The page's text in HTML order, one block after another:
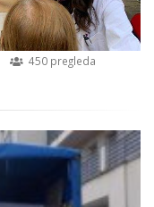
450 pregleda